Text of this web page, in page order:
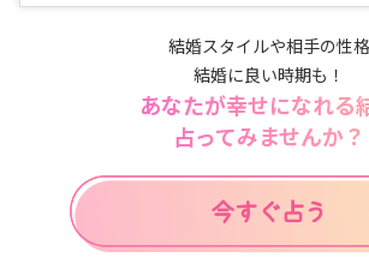
結婚スタイルや相手の性格
結婚に良い時期も！
あなたが幸せになれる
占ってみませんか？